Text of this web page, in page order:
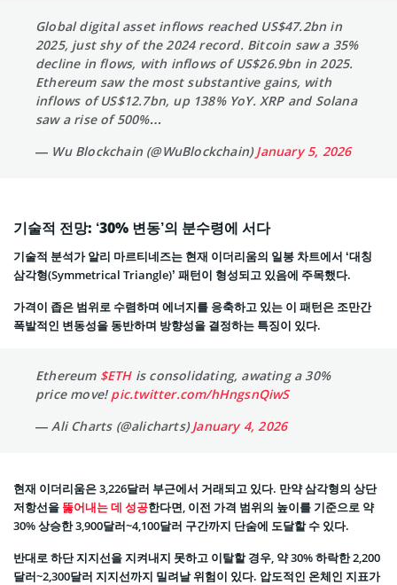
Global digital asset inflows reached US$47.2bn in
2025, just shy of the 2024 record. Bitcoin saw a 35%
decline in flows, with inflows of US$26.9bn in 2025.
Ethereum saw the most substantive gains, with
inflows of US$12.7bn, up 138% YoY. XRP and Solana
saw a rise of 500%…
— Wu Blockchain (@WuBlockchain)January 5, 2026
기술적 전망: ‘30% 변동’의 분수령에 서다
기술적 분석가 알리 마르티네즈는 현재 이더리움의 일봉 차트에서 ‘대칭
삼각형(Symmetrical Triangle)’ 패턴이 형성되고 있음에 주목했다.
가격이 좁은 범위로 수렴하며 에너지를 응축하고 있는 이 패턴은 조만간
폭발적인 변동성을 동반하며 방향성을 결정하는 특징이 있다.
Ethereum $ETHis consolidating, awating a 30%
price move!pic.twitter.com/hHngsnQiwS
— Ali Charts (@alicharts)January 4, 2026
현재 이더리움은 3,226달러 부근에서 거래되고 있다. 만약 삼각형의 상단
저항선을 뚫어내는 데 성공한다면, 이전 가격 범위의 높이를 기준으로 약
30% 상승한 3,900달러~4,100달러 구간까지 단숨에 도달할 수 있다.
반대로 하단 지지선을 지켜내지 못하고 이탈할 경우, 약 30% 하락한 2,200
달러~2,300달러 지지선까지 밀려날 위험이 있다. 압도적인 온체인 지표가